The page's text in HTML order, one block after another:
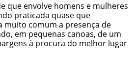
que envolve homens e mulheres
praticada quase que
muito comum a presença de
em pequenas canoas, de um
à procura do melhor lugar